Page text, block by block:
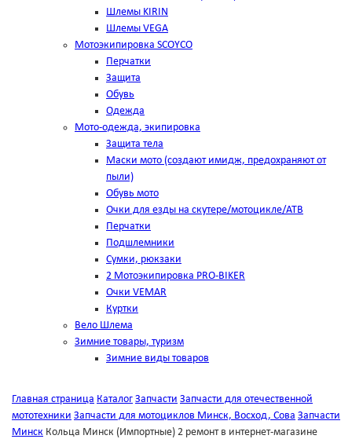
Шлемы KIRIN
Шлемы VEGA
Мотоэкипировка SCOYCO
Перчатки
Защита
Обувь
Одежда
Мото-одежда, экипировка
Защита тела
Маски мото (создают имидж, предохраняют от
пыли)
Обувь мото
Очки для езды на скутере/мотоцикле/АТВ
Перчатки
Подшлемники
Сумки, рюкзаки
2 Мотоэкипировка PRO-BIKER
Очки VEMAR
Куртки
Вело Шлема
Зимние товары, туризм
Зимние виды товаров
Главная страница Каталог Запчасти Запчасти для отечественной
мототехники Запчасти для мотоциклов Минск, Восход, Сова Запчасти
Минск Кольца Минск (Импортные) 2 ремонт в интернет-магазине